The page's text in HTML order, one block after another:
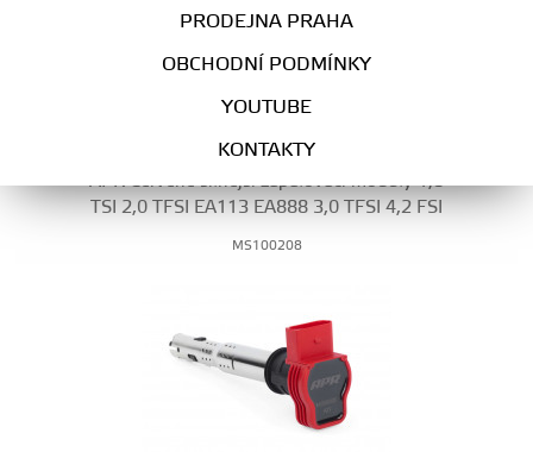
PRODEJNA PRAHA
OBCHODNÍ PODMÍNKY
YOUTUBE
KONTAKTY
APR Červené silnější zapalovací moduly 1,8
TSI 2,0 TFSI EA113 EA888 3,0 TFSI 4,2 FSI
MS100208